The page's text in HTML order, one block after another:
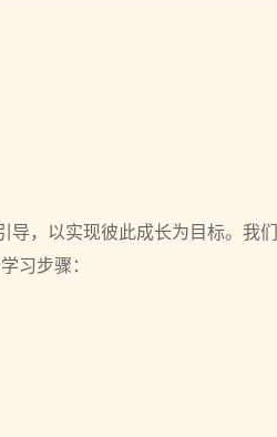
导，以实现彼此成长为目标。我
习步骤：